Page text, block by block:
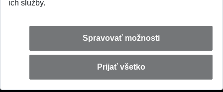
ich služby.
Spravovať možnosti
Prijať všetko